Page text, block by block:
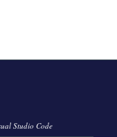
Studio Code